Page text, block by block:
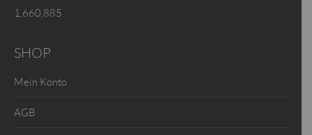
1,660,885
SHOP
Mein Konto
AGB